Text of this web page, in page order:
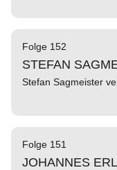
Folge 152
STEFAN
Stefan Sagmeister
Folge 151
JOHANNES